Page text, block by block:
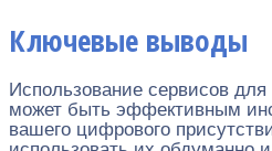
Ключевые выводы
Использование сервисов для
может быть эффективным
вашего цифрового